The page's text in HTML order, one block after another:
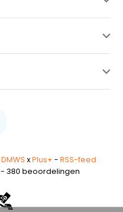
DMWS xPlus+ - RSS-feed
- 380 beoordelingen